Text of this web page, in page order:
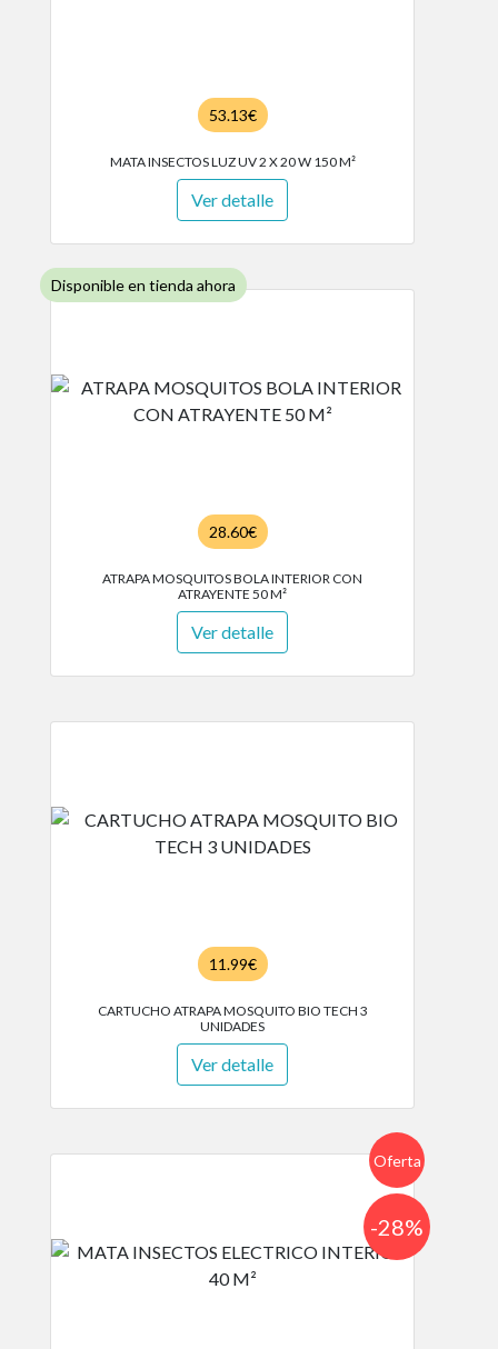
53.13€
MATA INSECTOS LUZ UV 2 X 20 W 150 M²
Ver detalle
Disponible en tienda ahora
28.60€
ATRAPA MOSQUITOS BOLA INTERIOR CON
ATRAYENTE 50 M²
Ver detalle
11.99€
CARTUCHO ATRAPA MOSQUITO BIO TECH 3
UNIDADES
Ver detalle
Oferta
-28%